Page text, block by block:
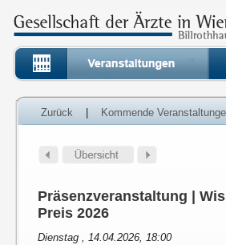
Zurück Kommende
Präsenzveranstaltung |
Preis 2026
Dienstag , 14.04.2026, 18:00